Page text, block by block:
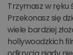
Trzymasz w ręku
Przekonasz się
wiele bardziej
hollywoodzkich